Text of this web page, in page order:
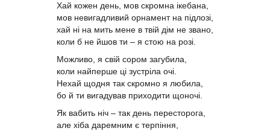
Хай кожен день, мов скромна ікебана,
мов невигадливий орнамент на підлозі,
хай ні на мить мене в твій дім не звано,
коли б не йшов ти – я стою на розі.
Можливо, я свій сором загубила,
коли найперше ці зустріла очі.
Нехай щодня так скромно я любила,
бо й ти вигадував приходити щоночі.
Як вабить ніч – так день пересторога,
але хіба даремним є терпіння,